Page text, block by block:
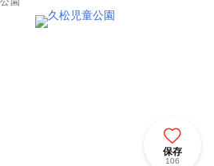
保存
106